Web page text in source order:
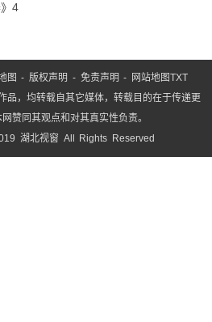
4
图 -版权声明 - 免责声明 - 网站地图TXT
品，均转载自其它媒体，转载目的在于传递更
赞同其观点和对其真实性负责。
湖北视窗 All Rights Reserved